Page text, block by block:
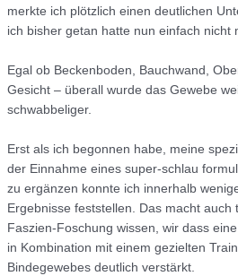
merkte ich plötzlich einen deutlichen
ich bisher getan hatte nun einfach nicht
Egal ob Beckenboden, Bauchwand,
Gesicht – überall wurde das Gewebe
schwabbeliger.
Erst als ich begonnen habe, meine
der Einnahme eines super-schlau
zu ergänzen konnte ich innerhalb
Ergebnisse feststellen. Das macht
Faszien-Foschung wissen, wir dass
in Kombination mit einem gezielten
Bindegewebes deutlich verstärkt.